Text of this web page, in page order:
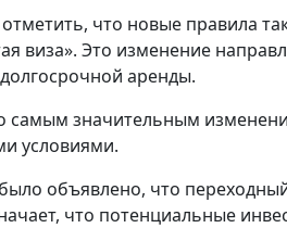
что новые правила
виза». Это изменение
аренды.
самым значительным
условиями.
объявлено, что
что потенциальные